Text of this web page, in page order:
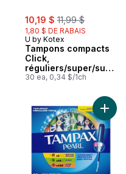
sale:
10,19 $ , formerly:
11,99 $
1,80 $ DE RABAIS
U by Kotex
Tampons compacts
Click,
réguliers/super/supe
r plus, emballage
tampons
30 ea, 0,34 $/1ch